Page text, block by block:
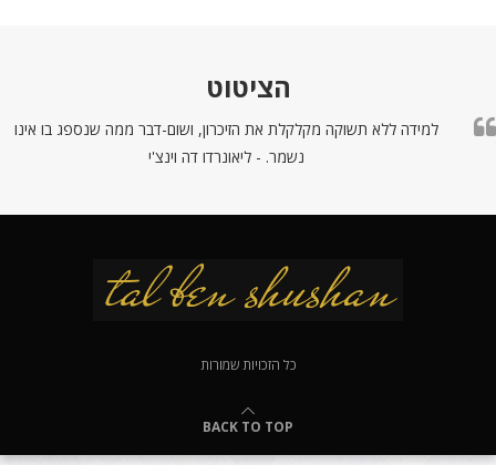
הציטוט
למידה ללא תשוקה מקלקלת את הזיכרון, ושום-דבר ממה שנספג בו אינו
נשמר. - ליאונרדו דה וינצ'י
כל הזכויות שמורות
BACK TO TOP